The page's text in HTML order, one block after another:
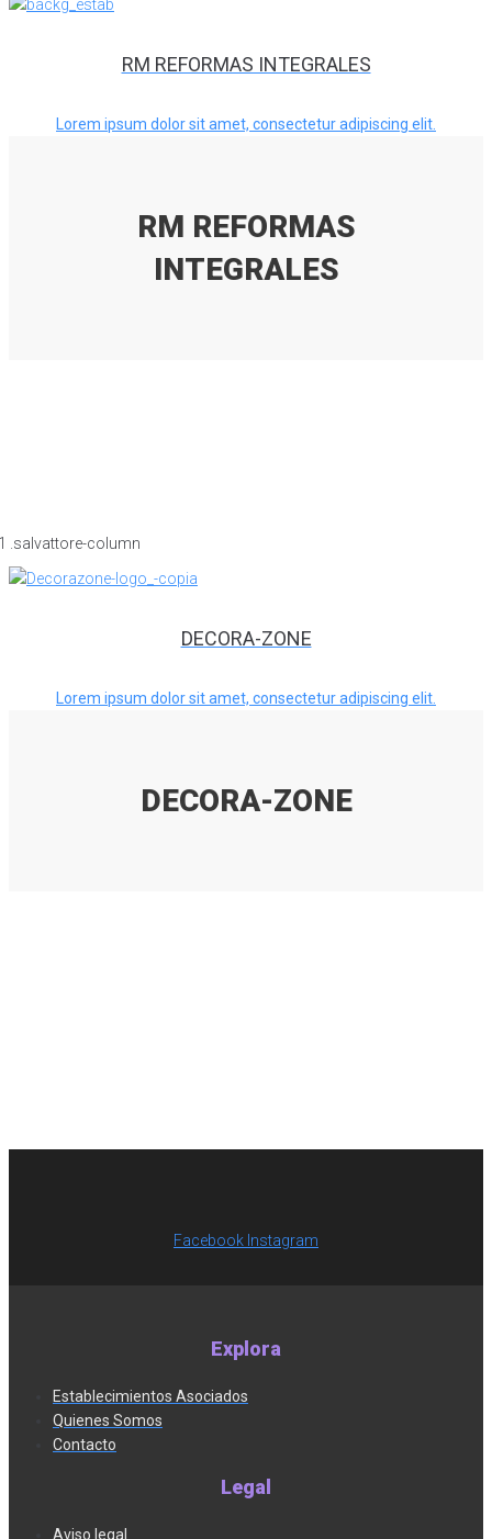
RM REFORMAS INTEGRALES
Lorem ipsum dolor sit amet, consectetur adipiscing elit.
RM REFORMAS
INTEGRALES
DECORA-ZONE
Lorem ipsum dolor sit amet, consectetur adipiscing elit.
DECORA-ZONE
Facebook Instagram
Explora
Establecimientos Asociados
Quienes Somos
Contacto
Legal
Aviso legal